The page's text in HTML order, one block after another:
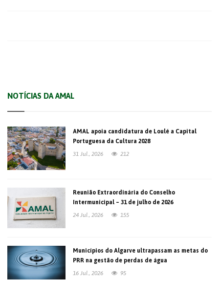
NOTÍCIAS DA AMAL
AMAL apoia candidatura de Loulé a Capital
Portuguesa da Cultura 2028
31 Jul., 2026
212
Reunião Extraordinária do Conselho
Intermunicipal – 31 de julho de 2026
24 Jul., 2026
155
Municípios do Algarve ultrapassam as metas do
PRR na gestão de perdas de água
16 Jul., 2026
95